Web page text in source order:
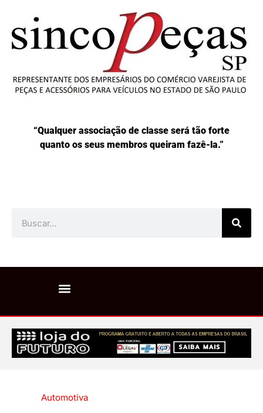
“Qualquer associação de classe será tão forte
quanto os seus membros queiram fazê-la.”
Automotiva